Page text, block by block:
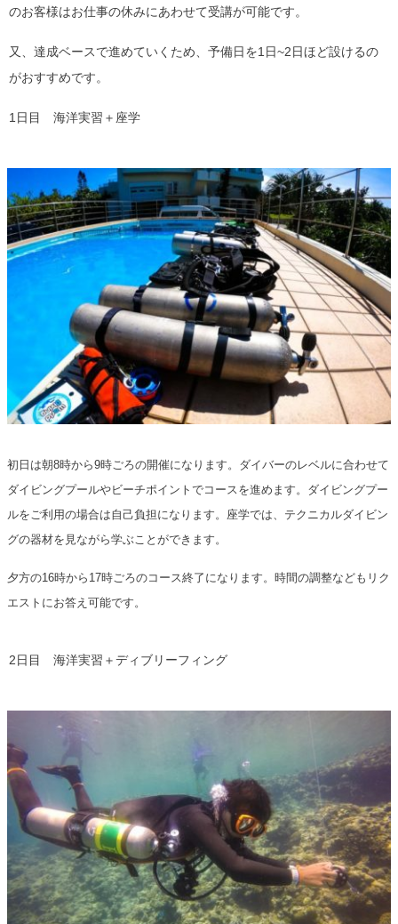
のお客様はお仕事の休みにあわせて受講が可能です。
又、達成ベースで進めていくため、予備日を1日~2日ほど設けるの
がおすすめです。
1日目 海洋実習＋座学
初日は朝8時から9時ごろの開催になります。ダイバーのレベルに合わせて
ダイビングプールやビーチポイントでコースを進めます。ダイビングプー
ルをご利用の場合は自己負担になります。座学では、テクニカルダイビン
グの器材を見ながら学ぶことができます。
夕方の16時から17時ごろのコース終了になります。時間の調整などもリク
エストにお答え可能です。
2日目 海洋実習＋ディブリーフィング